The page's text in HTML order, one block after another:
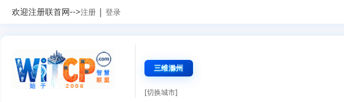
欢迎注册联首网-->注册 | 登录
三维滁州
[切换城市]